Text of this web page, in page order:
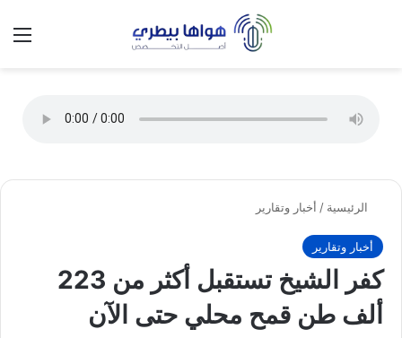
الوضع
الرئيسية / أخبار وتقارير
أخبار وتقارير
كفر الشيخ تستقبل أكثر من 223
ألف طن قمح محلي حتى الآن